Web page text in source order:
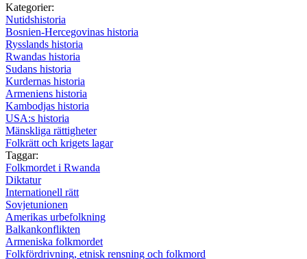
Kategorier:
Nutidshistoria
Bosnien-Hercegovinas historia
Rysslands historia
Rwandas historia
Sudans historia
Kurdernas historia
Armeniens historia
Kambodjas historia
USA:s historia
Mänskliga rättigheter
Folkrätt och krigets lagar
Taggar:
Folkmordet i Rwanda
Diktatur
Internationell rätt
Sovjetunionen
Amerikas urbefolkning
Balkankonflikten
Armeniska folkmordet
Folkfördrivning, etnisk rensning och folkmord